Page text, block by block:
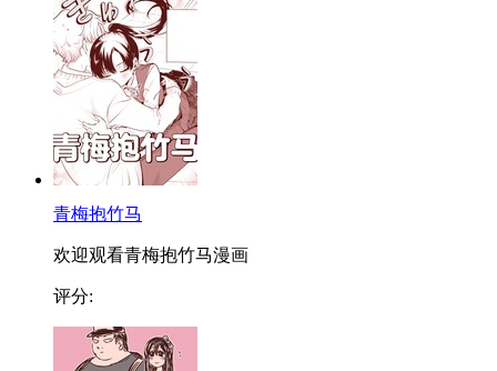
青梅抱竹马
欢迎观看青梅抱竹马漫画
评分: